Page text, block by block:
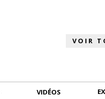
VIDÉOS